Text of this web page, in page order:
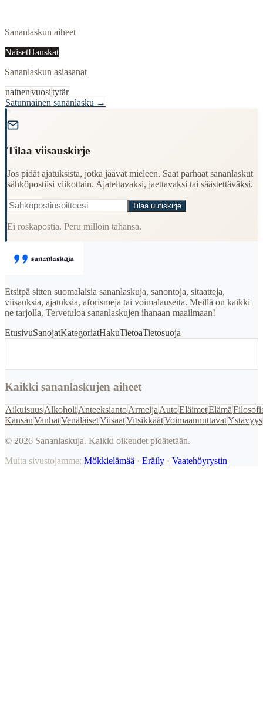
Sananlaskun aiheet
NaisetHauskat
Sananlaskun asiasanat
nainenvuositytär
Satunnainen sananlasku →
Tilaa viisauskirje
Jos pidät ajatuksista, jotka jäävät mieleen. Saat parhaat sananlaskut
sähköpostiisi viikottain. Ajateltavaksi, jaettavaksi tai säästettäväksi.
Tilaa uutiskirje
Ei roskapostia. Peru milloin tahansa.
Etsitpä sitten suomalaisia sananlaskuja, sanontoja, sitaatteja,
viisauksia, ajatuksia, aforismeja tai voimalauseita. Meillä on kaikki
ne tarjolla. Tervetuloa sananlaskujen ihanaan maailmaan!
EtusivuSanojatKategoriatHakuTietoaTietosuoja
Kaikki sananlaskujen aiheet
AikuisuusAlkoholi AnteeksiantoArmeija AutoEläimetElämä
KansanVanhatVenäläisetViisaatVitsikkäätVoimaannuttavatYstävyys
© 2026 Sananlaskuja. Kaikki oikeudet pidätetään.
Muita sivustojamme: Mökkielämää · Eräily · Vaatehöyrystin